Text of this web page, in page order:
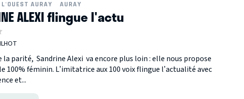
AURAY
AURAY
ALEXI flingue l'actu
la parité, Sandrine Alexi va encore plus loin : elle nous propose
100% féminin. L’imitatrice aux 100 voix flingue l’actualité avec
et...